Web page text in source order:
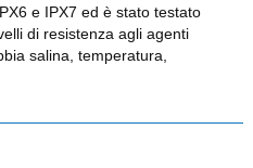
e IPX7 ed è stato testato
di resistenza agli agenti
salina, temperatura,